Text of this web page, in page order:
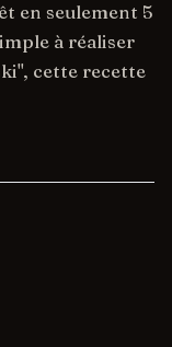
en seulement 5
à réaliser
cette recette